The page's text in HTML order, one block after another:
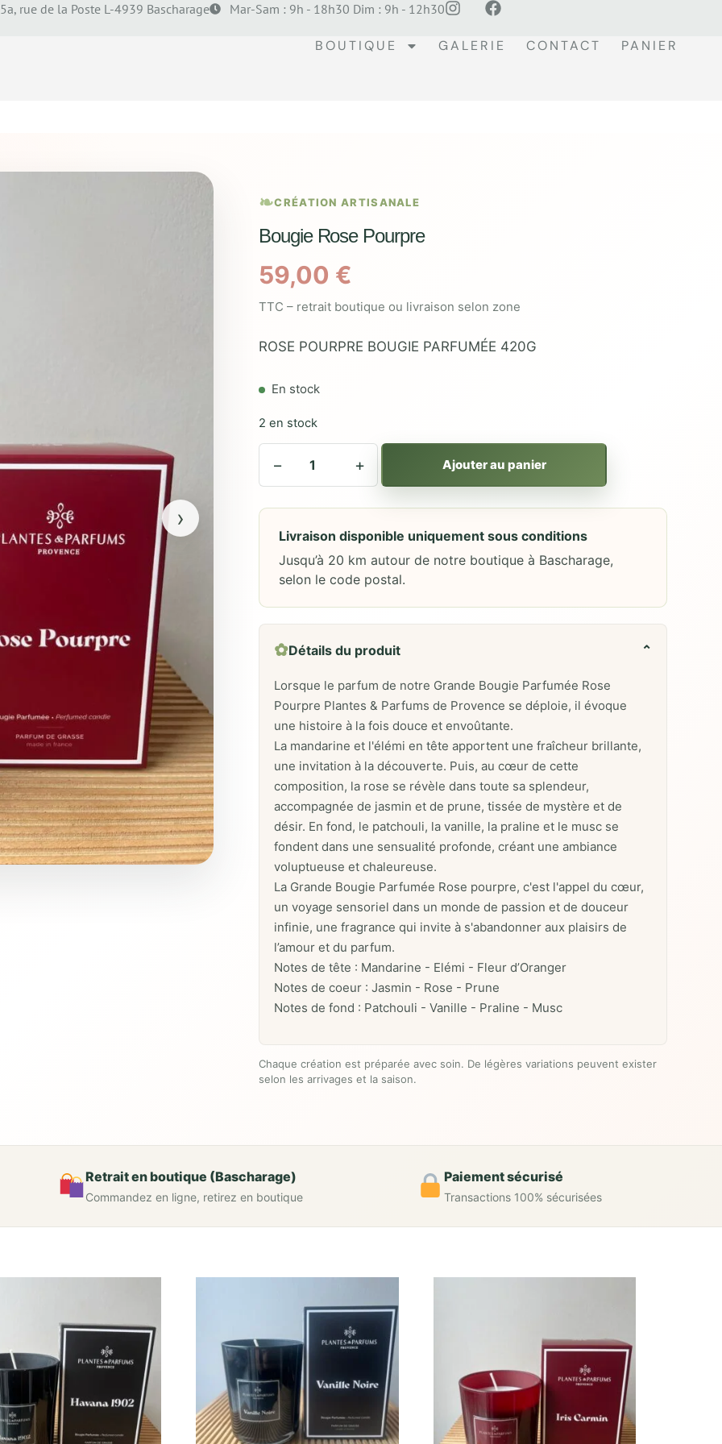
rue de la Poste L-4939 Bascharage Mar-Sam : 9h - 18h30 Dim : 9h - 12h30
BOUTIQUE GALERIE CONTACT PANIER
›
CRÉATION ARTISANALE
Bougie Rose Pourpre
59,00 €
TTC – retrait boutique ou livraison selon zone
ROSE POURPRE BOUGIE PARFUMÉE 420G
En stock
2 en stock
− + Ajouter au panier
Livraison disponible uniquement sous conditions
Jusqu’à 20 km autour de notre boutique à Bascharage,
selon le code postal.
✿Détails du produit ⌄
Lorsque le parfum de notre Grande Bougie Parfumée Rose
Pourpre Plantes & Parfums de Provence se déploie, il évoque
une histoire à la fois douce et envoûtante.
La mandarine et l'élémi en tête apportent une fraîcheur brillante,
une invitation à la découverte. Puis, au cœur de cette
composition, la rose se révèle dans toute sa splendeur,
accompagnée de jasmin et de prune, tissée de mystère et de
désir. En fond, le patchouli, la vanille, la praline et le musc se
fondent dans une sensualité profonde, créant une ambiance
voluptueuse et chaleureuse.
La Grande Bougie Parfumée Rose pourpre, c'est l'appel du cœur,
un voyage sensoriel dans un monde de passion et de douceur
infinie, une fragrance qui invite à s'abandonner aux plaisirs de
l’amour et du parfum.
Notes de tête : Mandarine - Elémi - Fleur d’Oranger
Notes de coeur : Jasmin - Rose - Prune
Notes de fond : Patchouli - Vanille - Praline - Musc
Chaque création est préparée avec soin. De légères variations peuvent exister
selon les arrivages et la saison.
Retrait en boutique (Bascharage)
Commandez en ligne, retirez en boutique
Paiement sécurisé
Transactions 100% sécurisées